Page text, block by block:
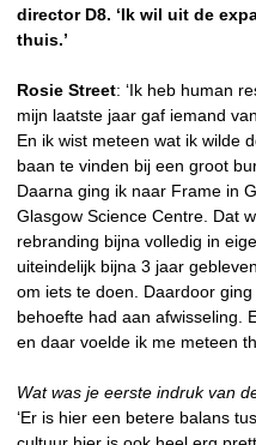
director D8. ‘Ik wil uit de
thuis.’
Rosie Street: ‘Ik heb human
mijn laatste jaar gaf iemand
En ik wist meteen wat ik wilde
baan te vinden bij een groot
Daarna ging ik naar Frame in
Glasgow Science Centre. Dat
rebranding bijna volledig in
uiteindelijk bijna 3 jaar
om iets te doen. Daardoor
behoefte had aan afwisseling.
en daar voelde ik me meteen
Wat was je eerste indruk van
‘Er is hier een betere balans